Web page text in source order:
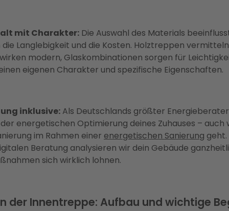
mit Charakter: Die Auswahl des Materials
Langlebigkeit und die Kosten. Holztreppen
modern, Glaskombinationen sorgen für
eigenen Charakter und spezifische Eigenschaften.
inklusive: Als Deutschlands größter
energetischen Optimierung deines Zuhauses – auch
im Rahmen einer energetischen Sanierung
Beratung analysieren wir dein Gebäude
sich wirklich lohnen.
der Innentreppe: Aufbau und wichtige